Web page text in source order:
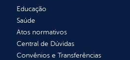
Educação
Saúde
Atos normativos
Central de Dúvidas
Convênios e Transferências